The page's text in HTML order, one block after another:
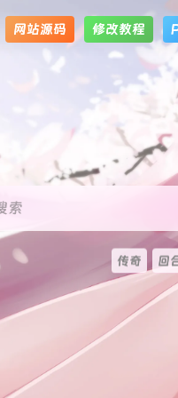
网站源码 修改教程
索
传奇 回